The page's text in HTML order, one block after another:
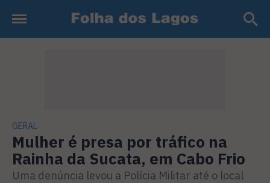
GERAL
Mulher é presa por tráfico na
Rainha da Sucata, em Cabo Frio
Uma denúncia levou a Polícia Militar até o local